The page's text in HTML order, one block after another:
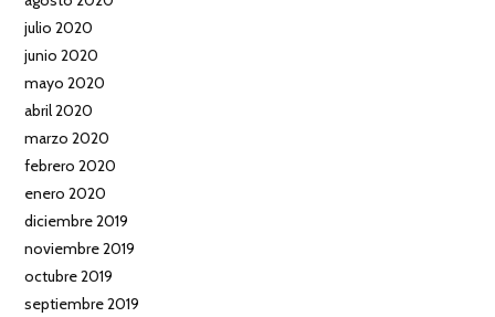
julio 2020
junio 2020
mayo 2020
abril 2020
marzo 2020
febrero 2020
enero 2020
diciembre 2019
noviembre 2019
octubre 2019
septiembre 2019